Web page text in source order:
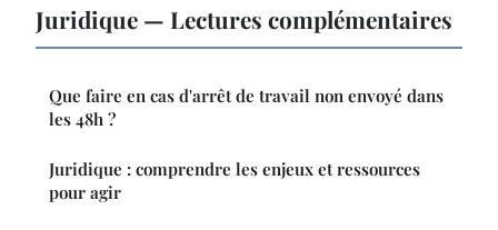
Juridique — Lectures complémentaires
Que faire en cas d'arrêt de travail non envoyé dans
les 48h ?
Juridique : comprendre les enjeux et ressources
pour agir